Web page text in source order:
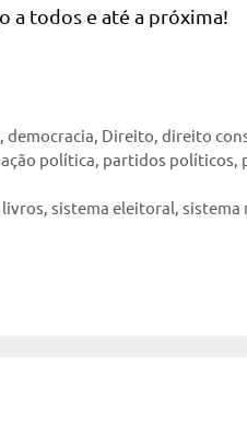
a todos e até a próxima!
,democracia, Direito,direito
política, partidos políticos,
livros,sistema eleitoral,sistema